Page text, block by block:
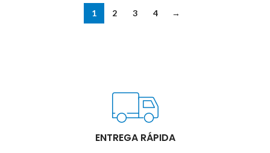
1 2 3 4 →
ENTREGA RÁPIDA